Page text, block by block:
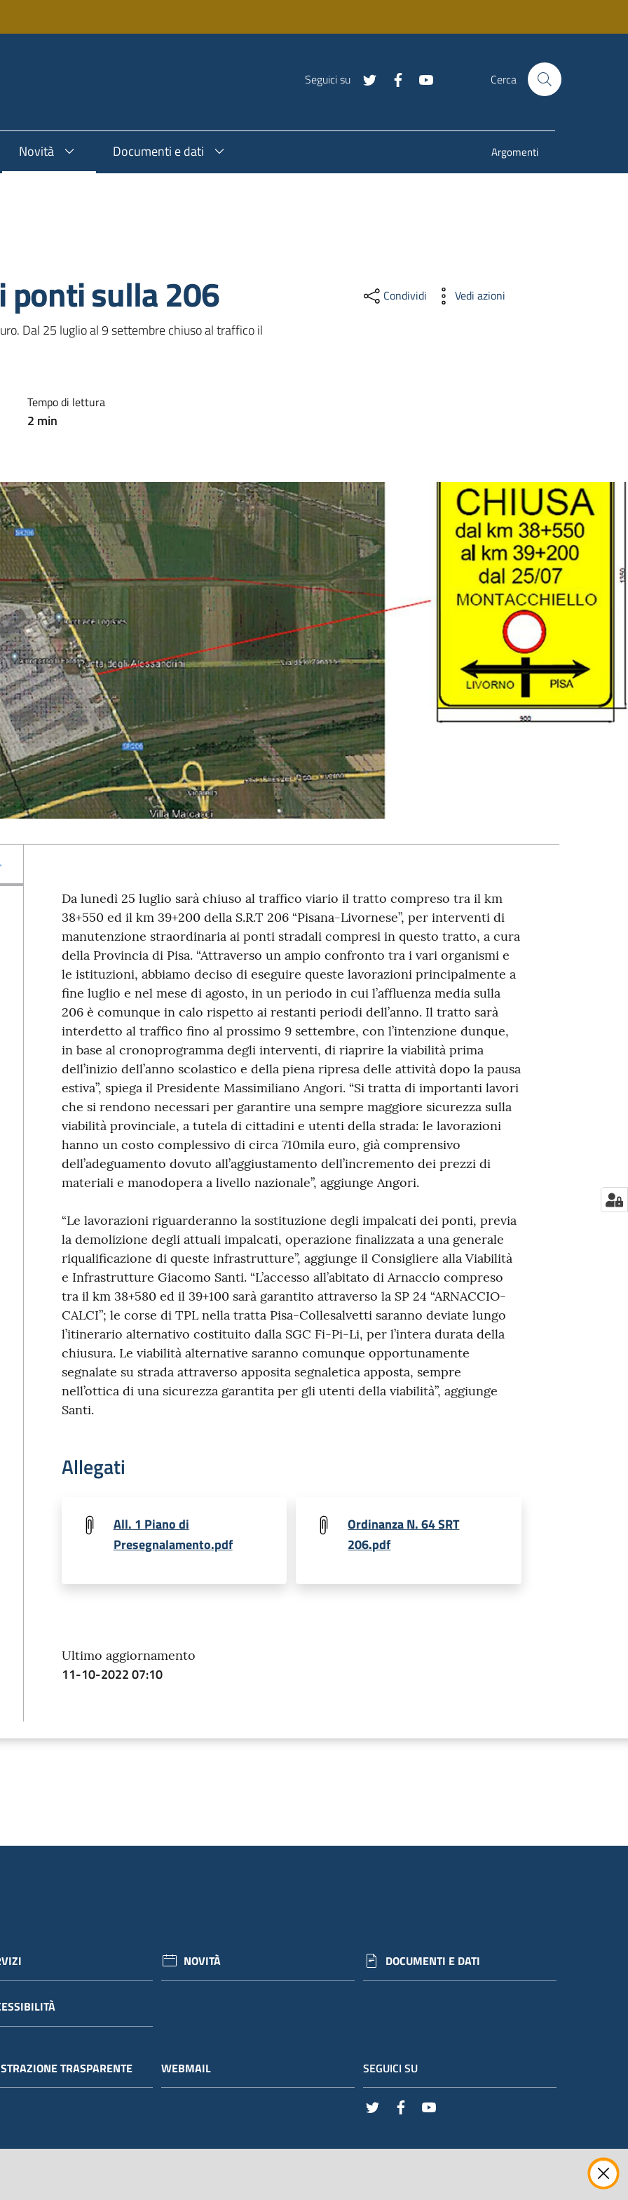
Seguici su Cerca
Novità Documenti e dati Argomenti
ponti sulla 206
Dal 25 luglio al 9 settembre chiuso al traffico il
Tempo di lettura
2 min
Condividi Vedi azioni
Da lunedì 25 luglio sarà chiuso al traffico viario il tratto compreso tra il km
38+550 ed il km 39+200 della S.R.T 206 “Pisana-Livornese”, per interventi di
manutenzione straordinaria ai ponti stradali compresi in questo tratto, a cura
della Provincia di Pisa. “Attraverso un ampio confronto tra i vari organismi e
le istituzioni, abbiamo deciso di eseguire queste lavorazioni principalmente a
fine luglio e nel mese di agosto, in un periodo in cui l’affluenza media sulla
206 è comunque in calo rispetto ai restanti periodi dell’anno. Il tratto sarà
interdetto al traffico fino al prossimo 9 settembre, con l’intenzione dunque,
in base al cronoprogramma degli interventi, di riaprire la viabilità prima
dell’inizio dell’anno scolastico e della piena ripresa delle attività dopo la pausa
estiva”, spiega il Presidente Massimiliano Angori. “Si tratta di importanti lavori
che si rendono necessari per garantire una sempre maggiore sicurezza sulla
viabilità provinciale, a tutela di cittadini e utenti della strada: le lavorazioni
hanno un costo complessivo di circa 710mila euro, già comprensivo
dell’adeguamento dovuto all’aggiustamento dell’incremento dei prezzi di
materiali e manodopera a livello nazionale”, aggiunge Angori.
“Le lavorazioni riguarderanno la sostituzione degli impalcati dei ponti, previa
la demolizione degli attuali impalcati, operazione finalizzata a una generale
riqualificazione di queste infrastrutture”, aggiunge il Consigliere alla Viabilità
e Infrastrutture Giacomo Santi. “L’accesso all’abitato di Arnaccio compreso
tra il km 38+580 ed il 39+100 sarà garantito attraverso la SP 24 “ARNACCIO-
CALCI”; le corse di TPL nella tratta Pisa-Collesalvetti saranno deviate lungo
l’itinerario alternativo costituito dalla SGC Fi-Pi-Li, per l’intera durata della
chiusura. Le viabilità alternative saranno comunque opportunamente
segnalate su strada attraverso apposita segnaletica apposta, sempre
nell’ottica di una sicurezza garantita per gli utenti della viabilità”, aggiunge
Santi.
Allegati
All. 1 Piano di
Presegnalamento.pdf
Ordinanza N. 64 SRT
206.pdf
Ultimo aggiornamento
11-10-2022 07:10
NOVITÀ DOCUMENTI E DATI
TRASPARENTE WEBMAIL SEGUICI SU
Twitter Facebook